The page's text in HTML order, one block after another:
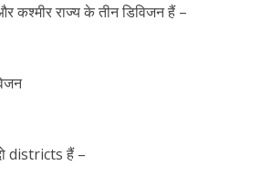
कश्मीर राज्य के तीन डिविजन हैं –
districts हैं –